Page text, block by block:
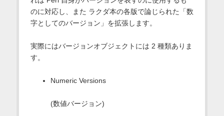
のに対応し、また ラクダ本の各版で論じられた「数
字としてのバージョン」を拡張します。
実際にはバージョンオブジェクトには 2 種類ありま
す。
Numeric Versions
(数値バージョン)